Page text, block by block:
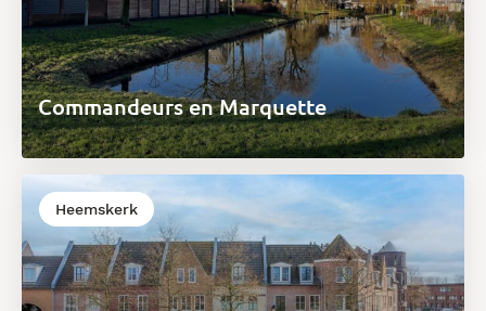
Commandeurs en Marquette
Heemskerk